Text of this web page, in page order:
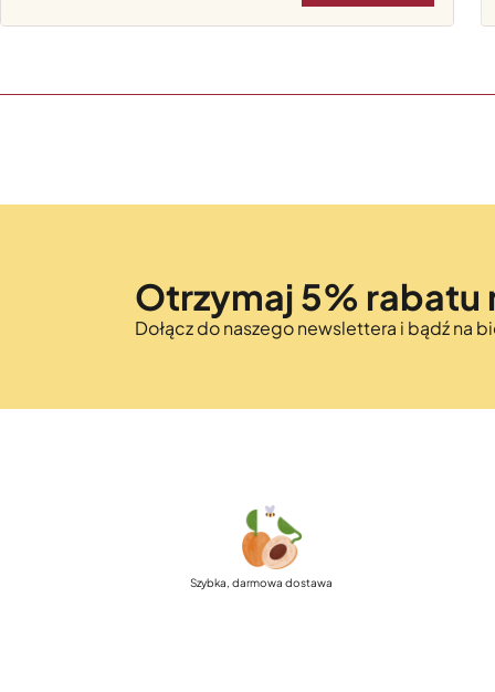
Otrzymaj 5% rabatu
Dołącz do naszego newslettera i bądź na
Szybka, darmowa dostawa